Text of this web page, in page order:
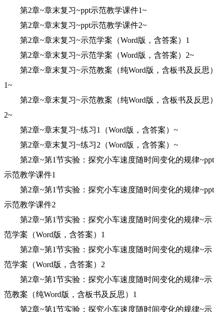
第2章~章末复习~ppt示范教学课件1~
第2章~章末复习~ppt示范教学课件2~
第2章~章末复习~示范学案（Word版，含答案）1
第2章~章末复习~示范学案（Word版，含答案）2~
第2章~章末复习~示范教案（纯Word版，含板书及反思）
1~
第2章~章末复习~示范教案（纯Word版，含板书及反思）
2~
第2章~章末复习~练习1（Word版，含答案）~
第2章~章末复习~练习2（Word版，含答案）~
第2章~第1节实验：探究小车速度随时间变化的规律~ppt
示范教学课件1
第2章~第1节实验：探究小车速度随时间变化的规律~ppt
示范教学课件2
第2章~第1节实验：探究小车速度随时间变化的规律~示
范学案（Word版，含答案）1
第2章~第1节实验：探究小车速度随时间变化的规律~示
范学案（Word版，含答案）2
第2章~第1节实验：探究小车速度随时间变化的规律~示
范教案（纯Word版，含板书及反思）1
第2章~第1节实验：探究小车速度随时间变化的规律~示